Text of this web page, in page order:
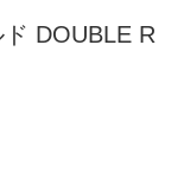
DOUBLE R